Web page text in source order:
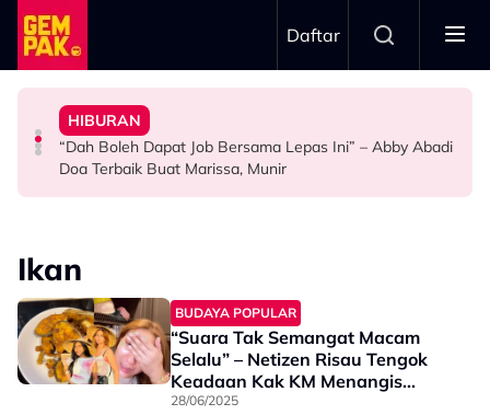
Skip to main content
Daftar
HIBURAN
Bawa Anak Ke Klinik, Syasya Rizal Terkejut Dikenali
Doktor
HIBURAN
“Dah Boleh Dapat Job Bersama Lepas Ini” – Abby Abadi
Doa Terbaik Buat Marissa, Munir
BERITA
Kasihnya Ibu, Ikan Lumba-Lumba Enggan Tinggalkan
Anak Yang Sudah Mati
ANTARABANGSA
Pengantin Penat Sampai Tertidur Atas Pelamin
Ikan
BUDAYA POPULAR
“Suara Tak Semangat Macam
Selalu” – Netizen Risau Tengok
Keadaan Kak KM Menangis
Sambil Masak Sebab Rindu Anak
28/06/2025